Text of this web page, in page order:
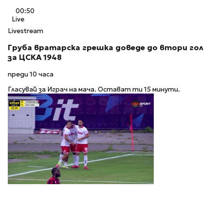
00:50
Live
Livestream
Груба вратарска грешка доведе до втори гол
за ЦСКА 1948
преди 10 часа
Гласувай за Играч на мача. Остават ти 15 минути.